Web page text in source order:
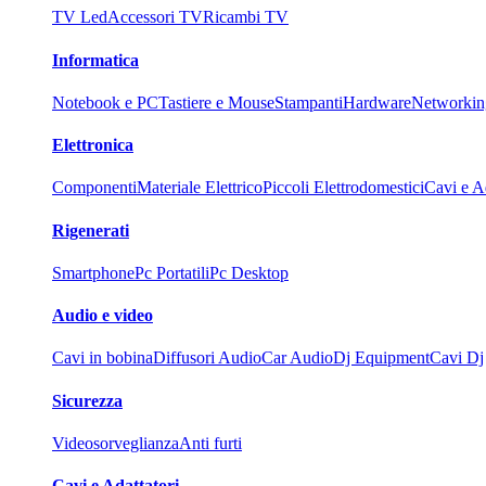
TV LedAccessori TVRicambi TV
Informatica
Notebook e PCTastiere e MouseStampantiHardware
Elettronica
ComponentiMateriale ElettricoPiccoli ElettrodomesticiCavi e
Rigenerati
SmartphonePc PortatiliPc Desktop
Audio e video
Cavi in bobinaDiffusori AudioCar AudioDj EquipmentCavi Dj
Sicurezza
VideosorveglianzaAnti furti